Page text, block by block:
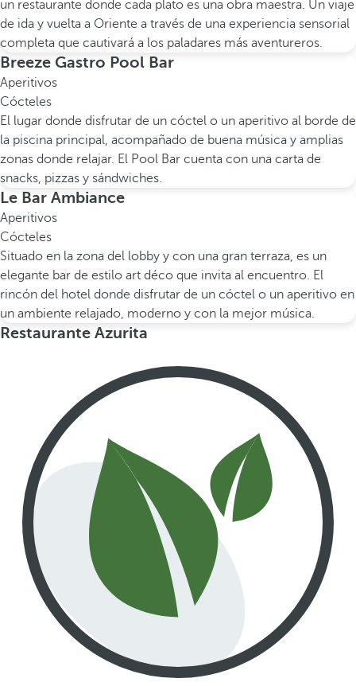
un restaurante donde cada plato es una obra maestra. Un viaje
de ida y vuelta a Oriente a través de una experiencia sensorial
completa que cautivará a los paladares más aventureros.
Breeze Gastro Pool Bar
Aperitivos
Cócteles
El lugar donde disfrutar de un cóctel o un aperitivo al borde de
la piscina principal, acompañado de buena música y amplias
zonas donde relajar. El Pool Bar cuenta con una carta de
snacks, pizzas y sándwiches.
Le Bar Ambiance
Aperitivos
Cócteles
Situado en la zona del lobby y con una gran terraza, es un
elegante bar de estilo art déco que invita al encuentro. El
rincón del hotel donde disfrutar de un cóctel o un aperitivo en
un ambiente relajado, moderno y con la mejor música.
Restaurante Azurita